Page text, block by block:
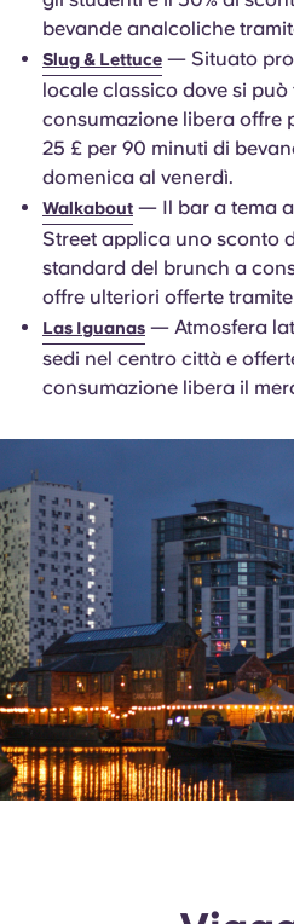
bevande analcoliche
Slug & Lettuce — Situato
locale classico dove si
consumazione libera offre
25 £ per 90 minuti di
domenica al venerdì.
Walkabout — Il bar a tema
Street applica uno sconto
standard del brunch a
offre ulteriori offerte
Las Iguanas — Atmosfera
sedi nel centro città e
consumazione libera il